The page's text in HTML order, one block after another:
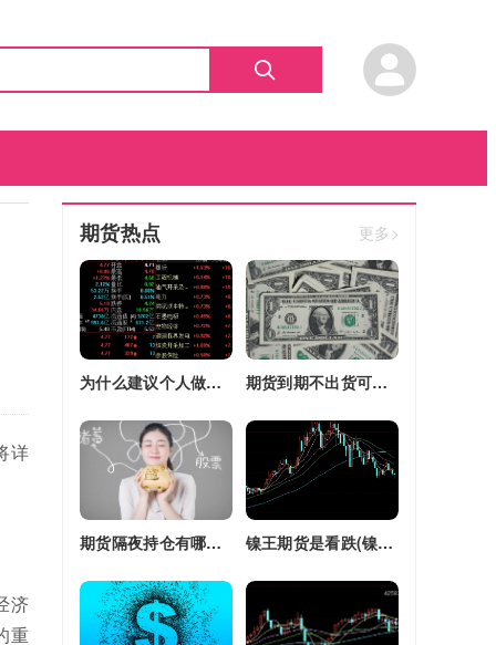
详
济
重
期货热点 更多>
为什么建议个人做期货(为什么建议个人做期货交易) 期货到期不出货可以转平仓吗吗(期货如果到期不平仓怎么办)
期货隔夜持仓有哪些(期货隔夜持仓有哪些风险) 镍王期货是看跌(镍王期货是看跌还是看涨)